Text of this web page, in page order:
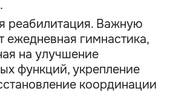
реабилитация. Важную
ежедневная гимнастика,
на улучшение
функций, укрепление
координации